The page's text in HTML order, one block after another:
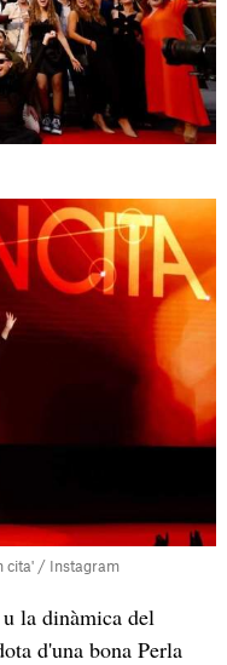
cita' / Instagram
la dinàmica del
d'una bona Perla